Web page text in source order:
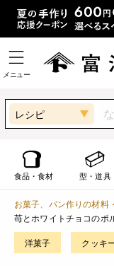
メニュー
レシピ
食品・食材 型・道具
お菓子、パン作りの材料
苺とホワイトチョコのポ
洋菓子 クッキ